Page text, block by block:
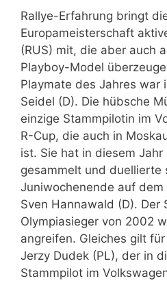
Rallye-Erfahrung bringt
Europameisterschaft
(RUS) mit, die aber auch
Playboy-Model
Playmate des Jahres war
Seidel (D). Die hübsche
einzige Stammpilotin im
R-Cup, die auch in
ist. Sie hat in diesem Jahr
gesammelt und duellierte
Juniwochenende auf
Sven Hannawald (D). Der
Olympiasieger von 2002
angreifen. Gleiches gilt
Jerzy Dudek (PL), der in
Stammpilot im